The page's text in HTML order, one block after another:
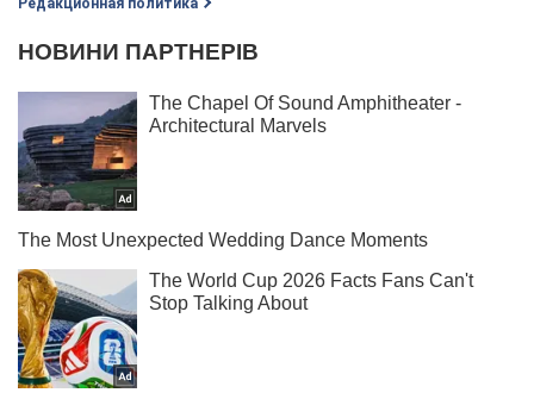
Редакционная политика